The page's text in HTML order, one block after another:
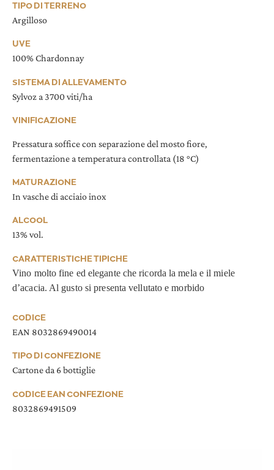
TIPO DI TERRENO
Argilloso
UVE
100% Chardonnay
SISTEMA DI ALLEVAMENTO
Sylvoz a 3700 viti/ha
VINIFICAZIONE
Pressatura soffice con separazione del mosto fiore,
fermentazione a temperatura controllata (18 °C)
MATURAZIONE
In vasche di acciaio inox
ALCOOL
13% vol.
CARATTERISTICHE TIPICHE
Vino molto fine ed elegante che ricorda la mela e il miele
d’acacia. Al gusto si presenta vellutato e morbido
CODICE
EAN 8032869490014
TIPO DI CONFEZIONE
Cartone da 6 bottiglie
CODICE EAN CONFEZIONE
8032869491509